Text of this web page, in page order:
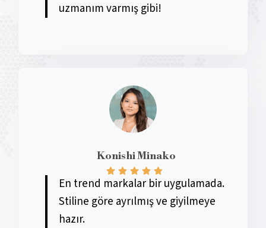
uzmanım varmış gibi!
Konishi Minako
En trend markalar bir uygulamada.
Stiline göre ayrılmış ve giyilmeye
hazır.